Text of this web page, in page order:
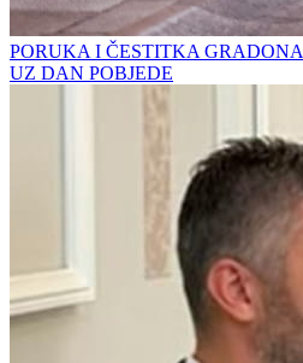
PORUKA I ČESTITKA
UZ DAN POBJEDE